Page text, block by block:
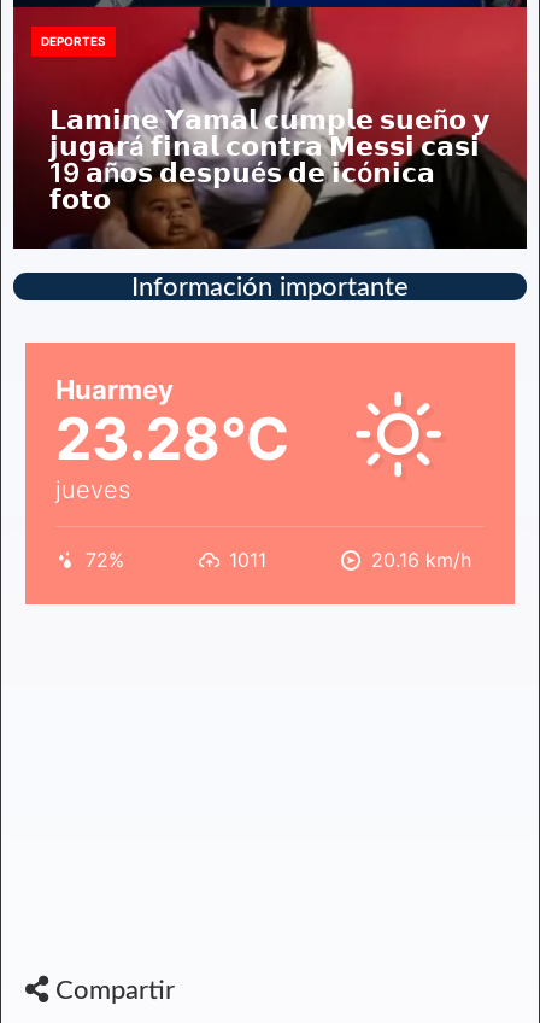
𝗟𝗮𝗺𝗶𝗻𝗲 𝗬𝗮𝗺𝗮𝗹 𝗰𝘂𝗺𝗽𝗹𝗲 𝘀𝘂𝗲ñ𝗼 𝘆
𝗷𝘂𝗴𝗮𝗿á 𝗳𝗶𝗻𝗮𝗹 𝗰𝗼𝗻𝘁𝗿𝗮 𝗠𝗲𝘀𝘀𝗶 𝗰𝗮𝘀𝗶
19 𝗮ñ𝗼𝘀 𝗱𝗲𝘀𝗽𝘂é𝘀 𝗱𝗲 𝗶𝗰ó𝗻𝗶𝗰𝗮
𝗳𝗼𝘁𝗼
DEPORTES
Información importante
Huarmey
23.28°C
jueves
72% 1011 20.16 km/h
Compartir